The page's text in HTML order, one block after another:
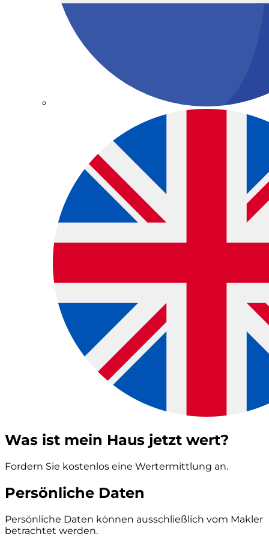
Was ist mein Haus jetzt wert?
Fordern Sie kostenlos eine Wertermittlung an.
Persönliche Daten
Persönliche Daten können ausschließlich vom Makler
betrachtet werden.